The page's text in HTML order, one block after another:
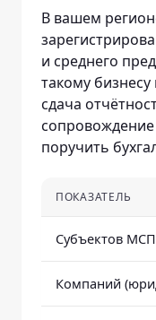
В вашем
и среднего
такому бизнесу
сдача
поручить
ПОКАЗАТЕЛЬ
Субъектов МСП
Компаний